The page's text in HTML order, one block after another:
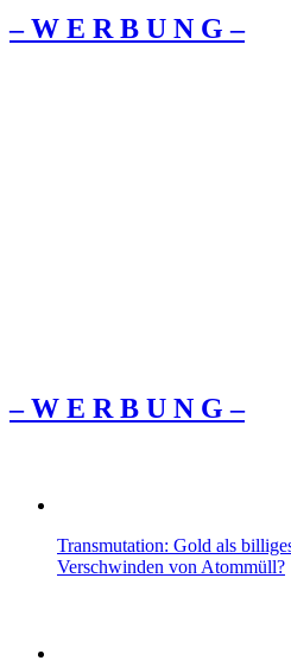
– W Ε R Β U Ν G –
– W Ε R Β U Ν G –
Transmutation: Gold als
Verschwinden von Atommüll?